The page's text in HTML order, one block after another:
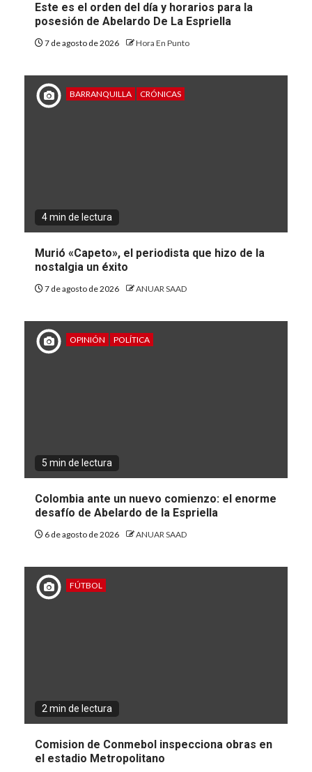
Este es el orden del día y horarios para la
posesión de Abelardo De La Espriella
7 de agosto de 2026 Hora En Punto
BARRANQUILLA CRÓNICAS
4 min de lectura
Murió «Capeto», el periodista que hizo de la
nostalgia un éxito
7 de agosto de 2026 ANUAR SAAD
OPINIÓN POLÍTICA
5 min de lectura
Colombia ante un nuevo comienzo: el enorme
desafío de Abelardo de la Espriella
6 de agosto de 2026 ANUAR SAAD
FÚTBOL
2 min de lectura
Comision de Conmebol inspecciona obras en
el estadio Metropolitano